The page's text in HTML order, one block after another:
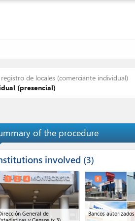
de locales (comerciante individual)
(presencial)
of the procedure
involved 3
General de
1 2 4
Bancos autorizados
6